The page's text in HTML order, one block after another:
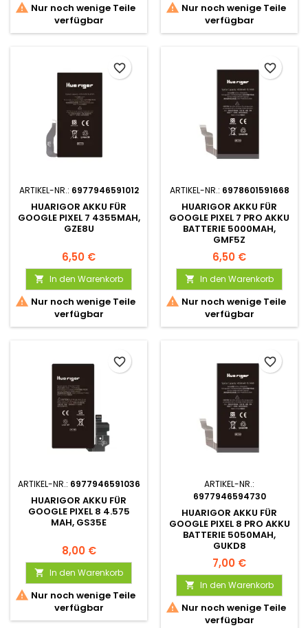
 Nur noch wenige Teile
verfügbar
 Nur noch wenige Teile
verfügbar
ARTIKEL-NR.: 6977946591012
HUARIGOR AKKU FÜR
GOOGLE PIXEL 7 4355MAH,
GZE8U
6,50 €
 In den Warenkorb
 Nur noch wenige Teile
verfügbar
favorite_border
ARTIKEL-NR.: 6978601591668
HUARIGOR AKKU FÜR
GOOGLE PIXEL 7 PRO AKKU
BATTERIE 5000MAH,
GMF5Z
6,50 €
 In den Warenkorb
 Nur noch wenige Teile
verfügbar
favorite_border
ARTIKEL-NR.: 6977946591036
HUARIGOR AKKU FÜR
GOOGLE PIXEL 8 4.575
MAH, GS35E
8,00 €
 In den Warenkorb
 Nur noch wenige Teile
verfügbar
favorite_border
ARTIKEL-NR.:
6977946594730
HUARIGOR AKKU FÜR
GOOGLE PIXEL 8 PRO AKKU
BATTERIE 5050MAH,
GUKD8
7,00 €
 In den Warenkorb
 Nur noch wenige Teile
verfügbar
favorite_border